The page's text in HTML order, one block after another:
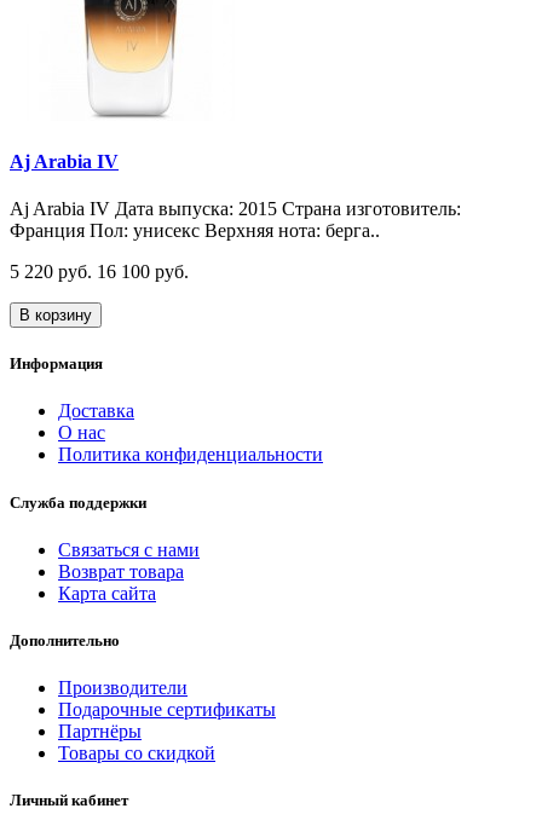
Aj Arabia IV
Aj Arabia IV Дата выпуска: 2015 Страна изготовитель:
Франция Пол: унисекс Верхняя нота: берга..
5 220 руб. 16 100 руб.
В корзину
Информация
Доставка
О нас
Политика конфиденциальности
Служба поддержки
Связаться с нами
Возврат товара
Карта сайта
Дополнительно
Производители
Подарочные сертификаты
Партнёры
Товары со скидкой
Личный кабинет